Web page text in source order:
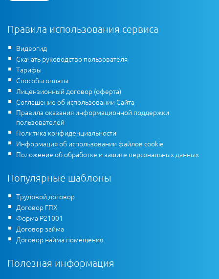
Правила использования сервиса
Видеогид
Скачать руководство пользователя
Тарифы
Способы оплаты
Лицензионный договор (оферта)
Соглашение об использовании Сайта
Правила оказания информационной поддержки
пользователей
Политика конфиденциальности
Информация об использовании файлов cookie
Положение об обработке и защите персональных данных
Популярные шаблоны
Трудовой договор
Договор ГПХ
Форма Р21001
Договор займа
Договор найма помещения
Полезная информация